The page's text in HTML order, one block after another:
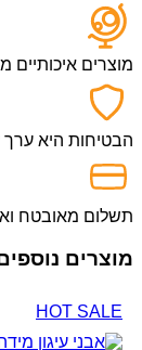
מוצרים איכותיים
הבטיחות היא ערך
תשלום מאובטח
מוצרים
HOT SALE